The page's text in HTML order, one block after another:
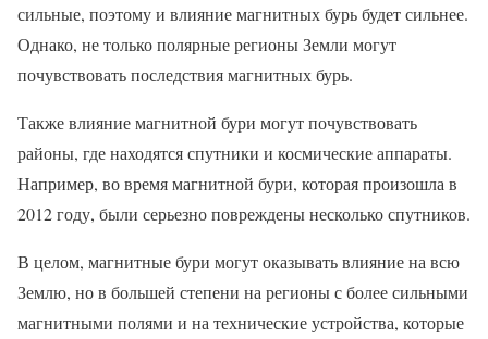
сильные, поэтому и влияние магнитных бурь будет сильнее.
Однако, не только полярные регионы Земли могут
почувствовать последствия магнитных бурь.
Также влияние магнитной бури могут почувствовать
районы, где находятся спутники и космические аппараты.
Например, во время магнитной бури, которая произошла в
2012 году, были серьезно повреждены несколько спутников.
В целом, магнитные бури могут оказывать влияние на всю
Землю, но в большей степени на регионы с более сильными
магнитными полями и на технические устройства, которые